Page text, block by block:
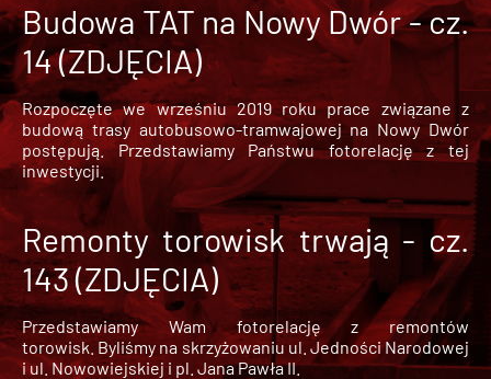
Budowa TAT na Nowy Dwór - cz.
14 (ZDJĘCIA)
Rozpoczęte we wrześniu 2019 roku prace związane z
budową trasy autobusowo-tramwajowej na Nowy Dwór
postępują. Przedstawiamy Państwu fotorelację z tej
inwestycji.
Remonty torowisk trwają - cz.
143 (ZDJĘCIA)
Przedstawiamy Wam fotorelację z remontów
torowisk. Byliśmy na skrzyżowaniu ul. Jedności Narodowej
i ul. Nowowiejskiej i pl. Jana Pawła II.